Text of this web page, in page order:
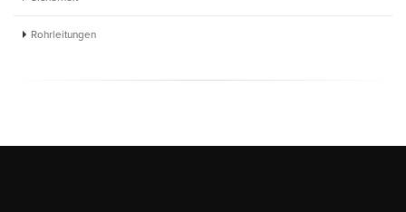
Rohrleitungen